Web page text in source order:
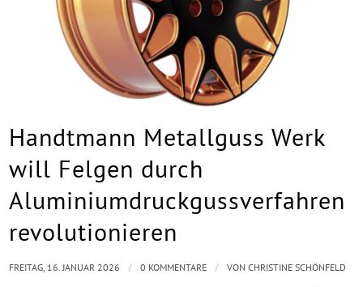
Handtmann Metallguss Werk
will Felgen durch
Aluminiumdruckgussverfahren
revolutionieren
FREITAG, 16. JANUAR 2026 / 0 KOMMENTARE / VONCHRISTINE SCHÖNFELD